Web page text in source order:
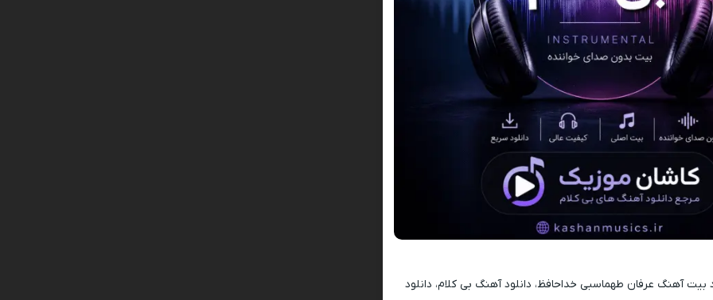
بیت آهنگ عرفان طهماسبی خداحافظ، دانلود آهنگ بی کلام، دانلود